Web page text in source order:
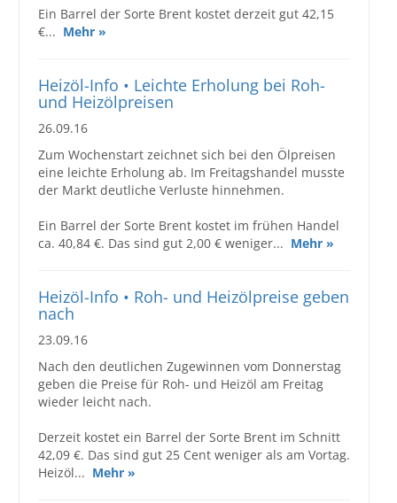
Ein Barrel der Sorte Brent kostet derzeit gut 42,15
€... Mehr »
Heizöl-Info • Leichte Erholung bei Roh-
und Heizölpreisen
26.09.16
Zum Wochenstart zeichnet sich bei den Ölpreisen
eine leichte Erholung ab. Im Freitagshandel musste
der Markt deutliche Verluste hinnehmen.
Ein Barrel der Sorte Brent kostet im frühen Handel
ca. 40,84 €. Das sind gut 2,00 € weniger... Mehr »
Heizöl-Info • Roh- und Heizölpreise geben
nach
23.09.16
Nach den deutlichen Zugewinnen vom Donnerstag
geben die Preise für Roh- und Heizöl am Freitag
wieder leicht nach.
Derzeit kostet ein Barrel der Sorte Brent im Schnitt
42,09 €. Das sind gut 25 Cent weniger als am Vortag.
Heizöl... Mehr »